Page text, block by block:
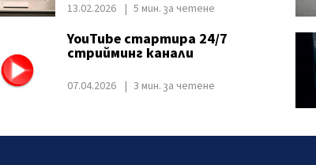
13.02.2026 5 мин. за четене
YouTube стартира 24/7
стрийминг канали
07.04.2026 3 мин. за четене